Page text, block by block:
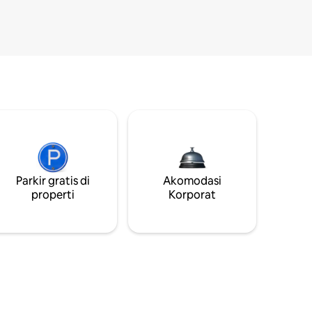
Parkir gratis di
properti
Akomodasi
Korporat